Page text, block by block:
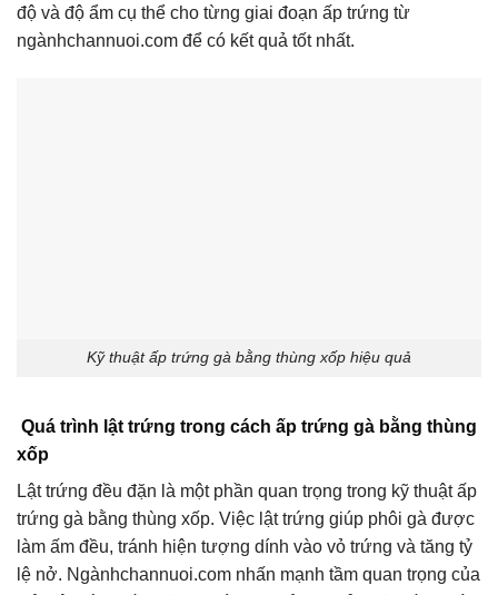
độ và độ ẩm cụ thể cho từng giai đoạn ấp trứng từ
ngànhchannuoi.com để có kết quả tốt nhất.
Kỹ thuật ấp trứng gà bằng thùng xốp hiệu quả
Quá trình lật trứng trong cách ấp trứng gà bằng thùng
xốp
Lật trứng đều đặn là một phần quan trọng trong kỹ thuật ấp
trứng gà bằng thùng xốp. Việc lật trứng giúp phôi gà được
làm ấm đều, tránh hiện tượng dính vào vỏ trứng và tăng tỷ
lệ nở. Ngànhchannuoi.com nhấn mạnh tầm quan trọng của